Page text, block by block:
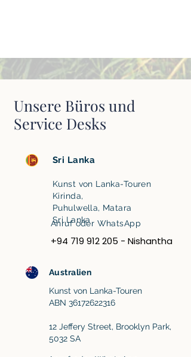
Unsere Büros und
Service Desks
Sri Lanka
Kunst von Lanka-Touren
Kirinda,
Puhulwella, Matara
Sri Lanka
Anruf oder WhatsApp
+94 719 912 205 - Nishantha
Australien
Kunst von Lanka-Touren
ABN 36172622316
12 Jeffery Street, Brooklyn Park,
5032 SA